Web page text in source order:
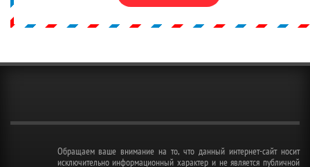
Обращаем ваше внимание на то, что данный интернет-сайт носит
исключительно информационный характер и не является публичной